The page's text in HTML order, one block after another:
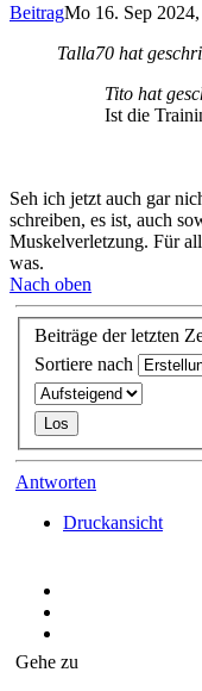
BeitragMo 16. Sep
Talla70 hat
Tito hat
Ist die
Seh ich jetzt auch gar
schreiben, es ist, auch
Muskelverletzung. Für
was.
Nach oben
Beiträge der letzten
Sortiere nach
Antworten
Druckansicht
Gehe zu